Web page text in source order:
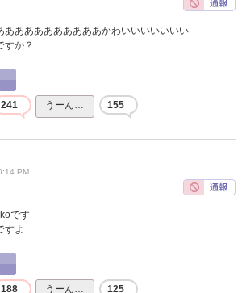
ああああああああああかわいいいいいいい
すか？
241 うーん… 155
PM
です
すよ
188 うーん… 125